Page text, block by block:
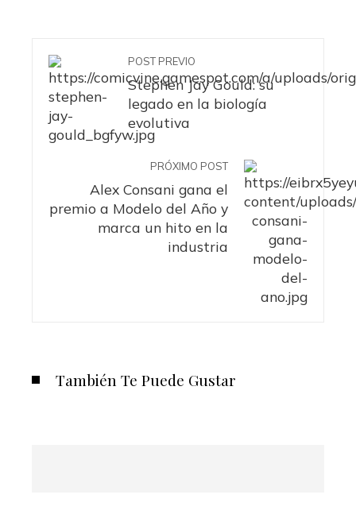
POST PREVIO
Stephen Jay Gould: su
legado en la biología
evolutiva
PRÓXIMO POST
Alex Consani gana el
premio a Modelo del Año y
marca un hito en la
industria
También Te Puede Gustar